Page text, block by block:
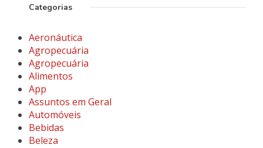
Categorias
Aeronáutica
Agropecuária
Agropecuária
Alimentos
App
Assuntos em Geral
Automóveis
Bebidas
Beleza